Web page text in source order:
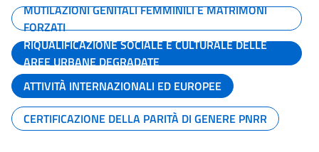
MUTILAZIONI GENITALI FEMMINILI E MATRIMONI
FORZATI
RIQUALIFICAZIONE SOCIALE E CULTURALE DELLE
AREE URBANE DEGRADATE
ATTIVITÀ INTERNAZIONALI ED EUROPEE
CERTIFICAZIONE DELLA PARITÀ DI GENERE PNRR